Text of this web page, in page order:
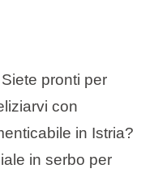
pronti per
con
in Istria?
in serbo per